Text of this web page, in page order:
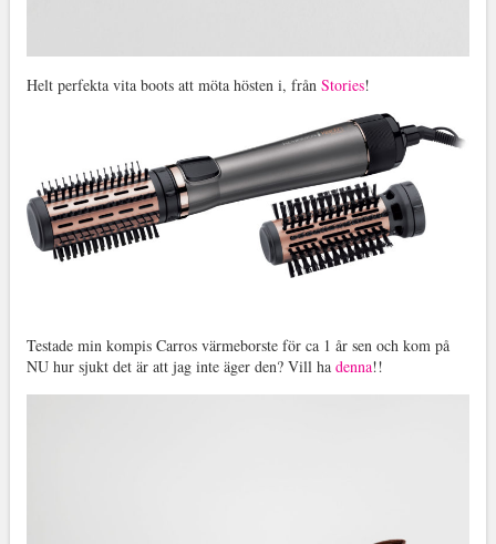
Helt perfekta vita boots att möta hösten i, från Stories!
Testade min kompis Carros värmeborste för ca 1 år sen och kom på
NU hur sjukt det är att jag inte äger den? Vill ha denna!!